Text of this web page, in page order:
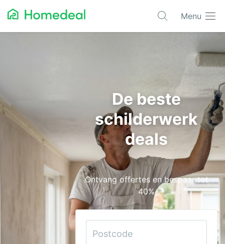
Menu
Architect
Bestrating
Cv-ketels
De beste
schilderwerk
deals
Ontvang offertes en bespaar tot
40%